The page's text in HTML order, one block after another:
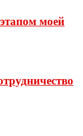
моей